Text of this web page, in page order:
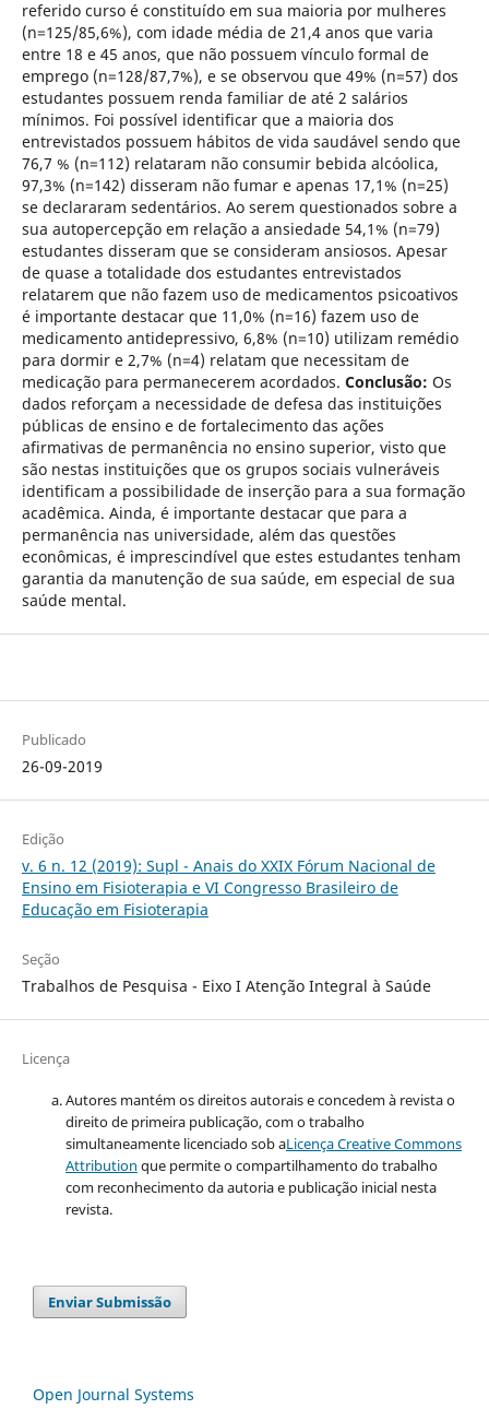
referido curso é constituído em sua maioria por mulheres
(n=125/85,6%), com idade média de 21,4 anos que varia
entre 18 e 45 anos, que não possuem vínculo formal de
emprego (n=128/87,7%), e se observou que 49% (n=57) dos
estudantes possuem renda familiar de até 2 salários
mínimos. Foi possível identificar que a maioria dos
entrevistados possuem hábitos de vida saudável sendo que
76,7 % (n=112) relataram não consumir bebida alcóolica,
97,3% (n=142) disseram não fumar e apenas 17,1% (n=25)
se declararam sedentários. Ao serem questionados sobre a
sua autopercepção em relação a ansiedade 54,1% (n=79)
estudantes disseram que se consideram ansiosos. Apesar
de quase a totalidade dos estudantes entrevistados
relatarem que não fazem uso de medicamentos psicoativos
é importante destacar que 11,0% (n=16) fazem uso de
medicamento antidepressivo, 6,8% (n=10) utilizam remédio
para dormir e 2,7% (n=4) relatam que necessitam de
medicação para permanecerem acordados. Conclusão: Os
dados reforçam a necessidade de defesa das instituições
públicas de ensino e de fortalecimento das ações
afirmativas de permanência no ensino superior, visto que
são nestas instituições que os grupos sociais vulneráveis
identificam a possibilidade de inserção para a sua formação
acadêmica. Ainda, é importante destacar que para a
permanência nas universidade, além das questões
econômicas, é imprescindível que estes estudantes tenham
garantia da manutenção de sua saúde, em especial de sua
saúde mental.
Publicado
26-09-2019
Edição
v. 6 n. 12 (2019): Supl - Anais do XXIX Fórum Nacional de
Ensino em Fisioterapia e VI Congresso Brasileiro de
Educação em Fisioterapia
Seção
Trabalhos de Pesquisa - Eixo I Atenção Integral à Saúde
Licença
Autores mantém os direitos autorais e concedem à revista o
direito de primeira publicação, com o trabalho
simultaneamente licenciado sob aLicença Creative Commons
Attribution que permite o compartilhamento do trabalho
com reconhecimento da autoria e publicação inicial nesta
revista.
Enviar Submissão
Open Journal Systems